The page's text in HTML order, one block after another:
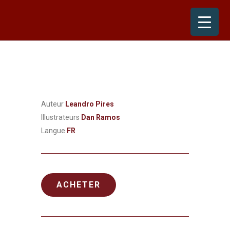
Auteur Leandro Pires
Illustrateurs Dan Ramos
Langue FR
ACHETER